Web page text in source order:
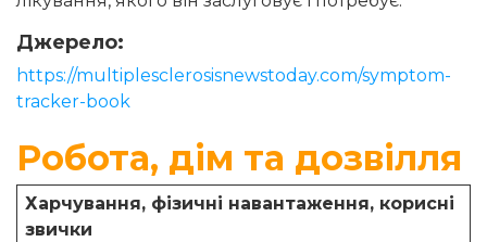
Джерело:
https://multiplesclerosisnewstoday.com/symptom-
tracker-book
Робота, дім та дозвілля
Харчування, фізичні навантаження, корисні
звички